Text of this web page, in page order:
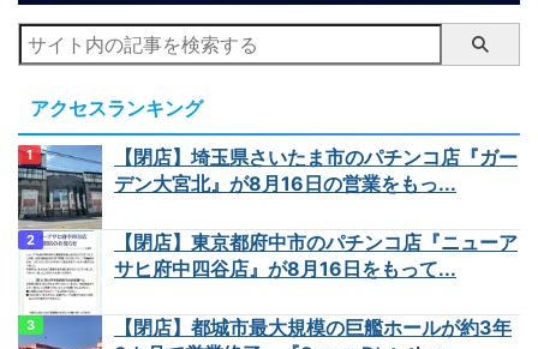
アクセスランキング
【閉店】埼玉県さいたま市のパチンコ店『ガー
デン大宮北』が8月16日の営業をもっ...
【閉店】東京都府中市のパチンコ店『ニューア
サヒ府中四谷店』が8月16日をもって...
【閉店】都城市最大規模の巨艦ホールが約3年